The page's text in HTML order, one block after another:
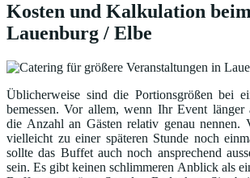
Kosten und Kalkulation
Lauenburg / Elbe
Üblicherweise sind die Portionsgrößen bei
bemessen. Vor allem, wenn Ihr Event länger
die Anzahl an Gästen relativ genau nennen.
vielleicht zu einer späteren Stunde noch
sollte das Buffet auch noch ansprechend
sein. Es gibt keinen schlimmeren Anblick als